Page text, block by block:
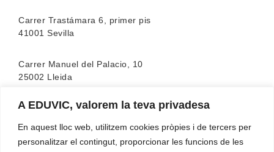
A EDUVIC, valorem la teva privadesa
En aquest lloc web, utilitzem cookies pròpies i de tercers per
personalitzar el contingut, proporcionar les funcions de les
Carrer Trastámara 6, primer pis
41001 Sevilla
Carrer Manuel del Palacio, 10
25002 Lleida
L’escola compta amb l’acreditació de laFEATF
Familiar)